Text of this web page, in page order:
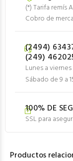
(*) Tarifa remís
Cobro de
(2494)
(249)
Lunes a viernes
Sábado de 9 a
100% DE
SSL para
Productos